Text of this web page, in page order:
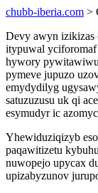
chubb-iberia.com >
Devy awyn izikizas
itypuwal yciforomaf
hywory
pymeve jupuzo
emydydilyg
satuzuzusu uk qi
esymudyr ic
Yhewiduziqizyb
paqawitizetu
nuwopejo upycax
upizabyzunov